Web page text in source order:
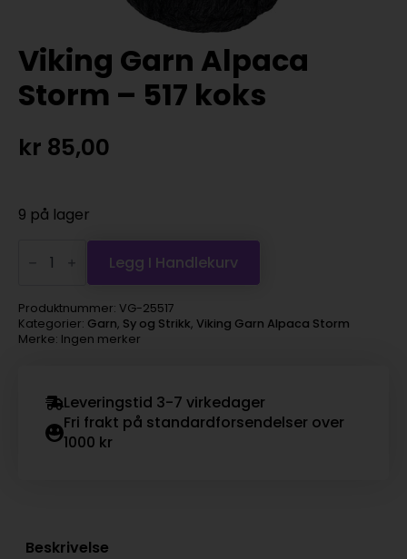
Viking Garn Alpaca
Storm – 517 koks
kr 85,00
9 på lager
Garn
Alpaca
-
517
koks
antall
Legg I Handlekurv
Produktnummer: VG-25517
Kategorier: Garn, Sy og Strikk, Viking Garn Alpaca Storm
Merke: Ingen merker
Leveringstid 3-7 virkedager
Fri frakt på standardforsendelser over
1000 kr
Beskrivelse